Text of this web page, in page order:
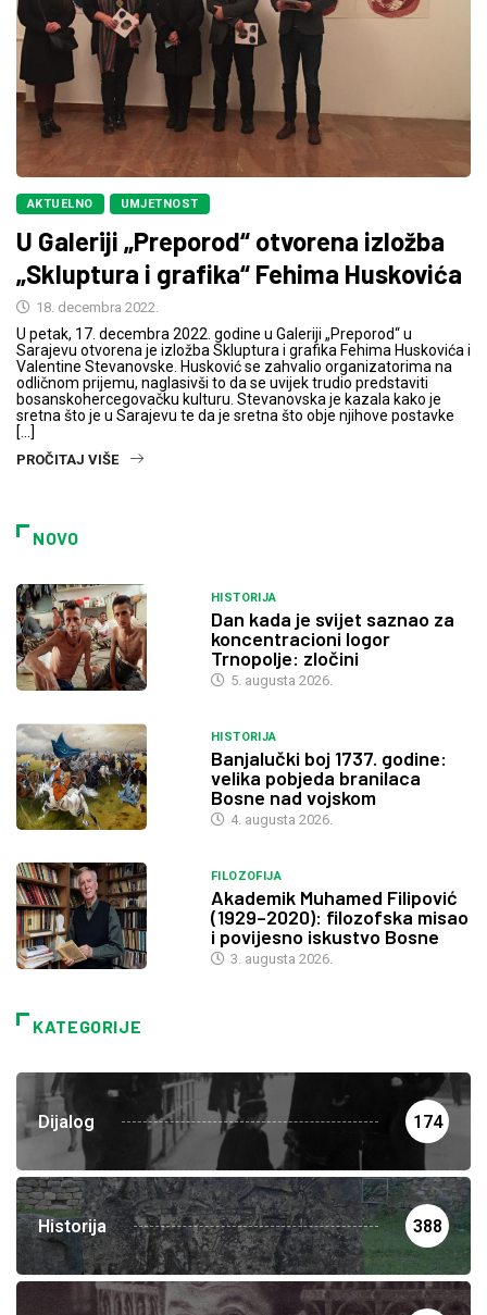
AKTUELNO UMJETNOST
U Galeriji „Preporod“ otvorena izložba
„Skluptura i grafika“ Fehima Huskovića
18. decembra 2022.
U petak, 17. decembra 2022. godine u Galeriji „Preporod“ u
Sarajevu otvorena je izložba Skluptura i grafika Fehima Huskovića i
Valentine Stevanovske. Husković se zahvalio organizatorima na
odličnom prijemu, naglasivši to da se uvijek trudio predstaviti
bosanskohercegovačku kulturu. Stevanovska je kazala kako je
sretna što je u Sarajevu te da je sretna što obje njihove postavke
[…]
PROČITAJ VIŠE
NOVO
HISTORIJA
Dan kada je svijet saznao za
koncentracioni logor
Trnopolje: zločini
5. augusta 2026.
HISTORIJA
Banjalučki boj 1737. godine:
velika pobjeda branilaca
Bosne nad vojskom
4. augusta 2026.
FILOZOFIJA
Akademik Muhamed Filipović
(1929–2020): filozofska misao
i povijesno iskustvo Bosne
3. augusta 2026.
KATEGORIJE
Dijalog 174
Historija 388